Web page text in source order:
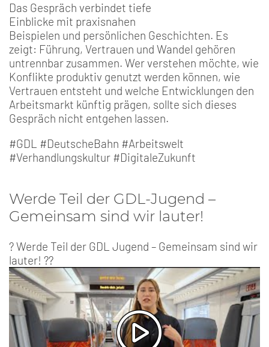
Das Gespräch verbindet tiefe
Einblicke mit praxisnahen
Beispielen und persönlichen Geschichten. Es
zeigt: Führung, Vertrauen und Wandel gehören
untrennbar zusammen. Wer verstehen möchte, wie
Konflikte produktiv genutzt werden können, wie
Vertrauen entsteht und welche Entwicklungen den
Arbeitsmarkt künftig prägen, sollte sich dieses
Gespräch nicht entgehen lassen.
#GDL #DeutscheBahn #Arbeitswelt
#Verhandlungskultur #DigitaleZukunft
Werde Teil der GDL-Jugend –
Gemeinsam sind wir lauter!
? Werde Teil der GDL Jugend – Gemeinsam sind wir
lauter! ??